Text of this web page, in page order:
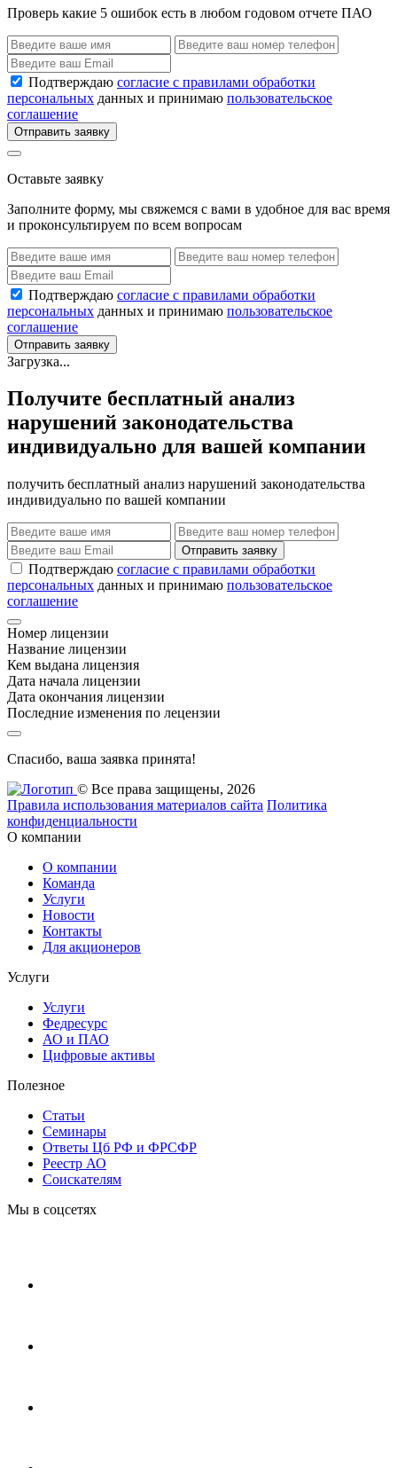
Проверь какие 5 ошибок есть в любом годовом отчете ПАО
Подтверждаю согласие с правилами обработки
персональных данных и принимаю пользовательское
соглашение
Отправить заявку
Оставьте заявку
Заполните форму, мы свяжемся с вами в удобное для вас время
и проконсультируем по всем вопросам
Подтверждаю согласие с правилами обработки
персональных данных и принимаю пользовательское
соглашение
Отправить заявку
Загрузка...
Получите бесплатный анализ
нарушений законодательства
индивидуально для вашей компании
получить бесплатный анализ нарушений законодательства
индивидуально по вашей компании
Отправить заявку
Подтверждаю согласие с правилами обработки
персональных данных и принимаю пользовательское
соглашение
Номер лицензии
Название лицензии
Кем выдана лицензия
Дата начала лицензии
Дата окончания лицензии
Последние изменения по лецензии
Спасибо, ваша заявка принята!
© Все права защищены, 2026
Правила использования материалов сайта Политика
конфиденциальности
О компании
О компании
Команда
Услуги
Новости
Контакты
Для акционеров
Услуги
Услуги
Федресурс
АО и ПАО
Цифровые активы
Полезное
Статьи
Cеминары
Ответы Цб РФ и ФРСФР
Реестр АО
Соискателям
Мы в соцсетях